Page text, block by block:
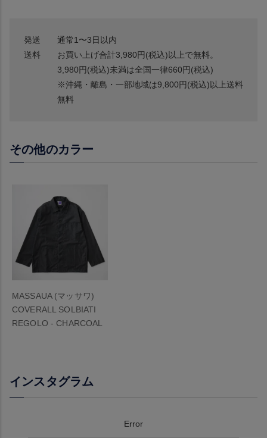
発送
通常1〜3日以内
送料
お買い上げ合計3,980円(税込)以上で無料。
3,980円(税込)未満は全国一律660円(税込)
※沖縄・離島・一部地域は9,800円(税込)以上送料
無料
その他のカラー
MASSAUA (マッサワ)
COVERALL SOLBIATI
REGOLO - CHARCOAL
インスタグラム
Error